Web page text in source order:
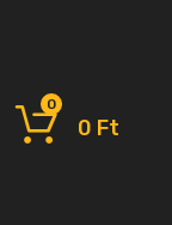
0 Ft
0